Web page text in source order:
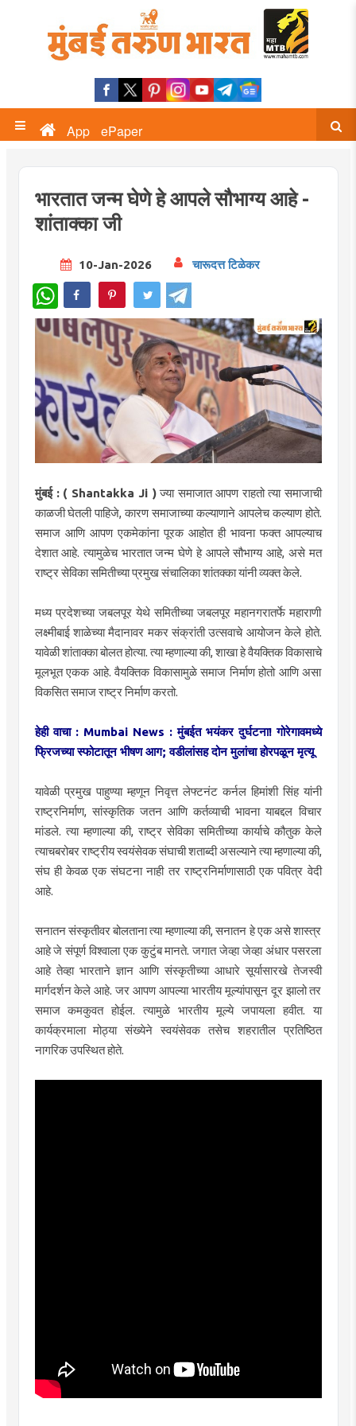
App ePaper
भारतात जन्म घेणे हे आपले सौभाग्य आहे -
शांताक्का जी
10-Jan-2026 चारूदत्त टिळेकर
WhatsApp
मुंबई : ( Shantakka Ji )ज्या समाजात आपण राहतो त्या समाजाची
काळजी घेतली पाहिजे, कारण समाजाच्या कल्याणाने आपलेच कल्याण होते.
समाज आणि आपण एकमेकांना पूरक आहोत ही भावना फक्त आपल्याच
देशात आहे. त्यामुळेच भारतात जन्म घेणे हे आपले सौभाग्य आहे, असे मत
राष्ट्र सेविका समितीच्या प्रमुख संचालिका शांतक्का यांनी व्यक्त केले.
मध्य प्रदेशच्या जबलपूर येथे समितीच्या जबलपूर महानगरातर्फे महाराणी
लक्ष्मीबाई शाळेच्या मैदानावर मकर संक्रांती उत्सवाचे आयोजन केले होते.
यावेळी शांताक्का बोलत होत्या. त्या म्हणाल्या की, शाखा हे वैयक्तिक विकासाचे
मूलभूत एकक आहे. वैयक्तिक विकासामुळे समाज निर्माण होतो आणि असा
विकसित समाज राष्ट्र निर्माण करतो.
हेही वाचा : Mumbai News : मुंबईत भयंकर दुर्घटना! गोरेगावमध्ये
फ्रिजच्या स्फोटातून भीषण आग; वडीलांसह दोन मुलांचा होरपळून मृत्यू
यावेळी प्रमुख पाहुण्या म्हणून निवृत्त लेफ्टनंट कर्नल हिमांशी सिंह यांनी
राष्ट्रनिर्माण, सांस्कृतिक जतन आणि कर्तव्याची भावना याबद्दल विचार
मांडले. त्या म्हणाल्या की, राष्ट्र सेविका समितीच्या कार्याचे कौतुक केले
त्याचबरोबर राष्ट्रीय स्वयंसेवक संघाची शताब्दी असल्याने त्या म्हणाल्या की,
संघ ही केवळ एक संघटना नाही तर राष्ट्रनिर्माणासाठी एक पवित्र वेदी
आहे.
सनातन संस्कृतीवर बोलताना त्या म्हणाल्या की, सनातन हे एक असे शास्त्र
आहे जे संपूर्ण विश्वाला एक कुटुंब मानते. जगात जेव्हा जेव्हा अंधार पसरला
आहे तेव्हा भारताने ज्ञान आणि संस्कृतीच्या आधारे सूर्यासारखे तेजस्वी
मार्गदर्शन केले आहे. जर आपण आपल्या भारतीय मूल्यांपासून दूर झालो तर
समाज कमकुवत होईल. त्यामुळे भारतीय मूल्ये जपायला हवीत. या
कार्यक्रमाला मोठ्या संख्येने स्वयंसेवक तसेच शहरातील प्रतिष्ठित
नागरिक उपस्थित होते.